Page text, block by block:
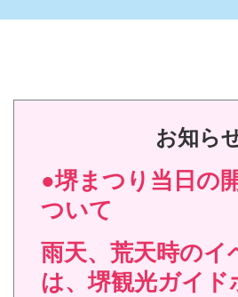
お知ら
●堺まつり当日の
ついて
雨天、荒天時のイ
は、堺観光ガイド